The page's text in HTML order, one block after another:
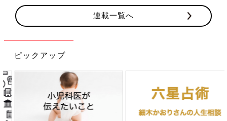
いる間は免疫力が低下し、肺炎になる危険性があるので予防薬を
服用します。
【脱毛】
髪の毛の細胞は増える速度が速いため抗がん剤の影響を受け、治
療中は髪の毛が抜けます。抗がん剤投与後2週間程度で抜け始
め、入院治療中は髪の毛がほとんどない状態に。しかし、治療が
終われば髪の毛は生えてきます。
連載一覧へ
ピックアップ